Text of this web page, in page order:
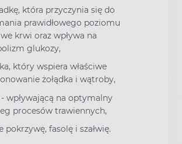
która przyczynia się do
prawidłowego poziomu
krwi oraz wpływa na
glukozy,
który wspiera właściwe
żołądka i wątroby,
wpływającą na optymalny
procesów trawiennych,
pokrzywę, fasolę i szałwię.